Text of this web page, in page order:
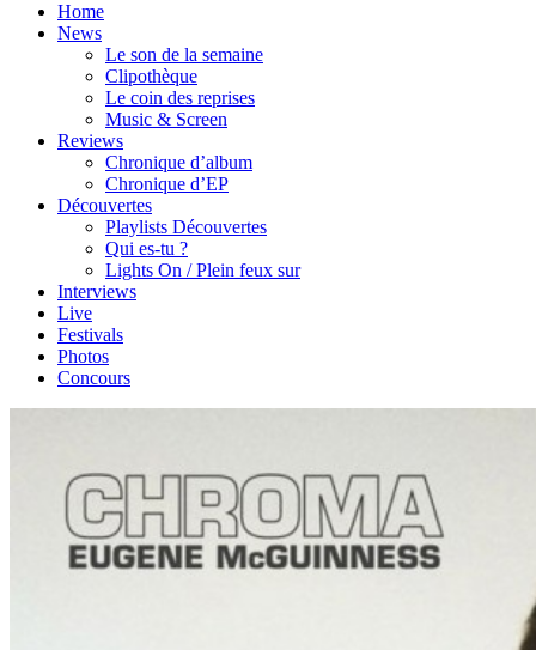
Home
News
Le son de la semaine
Clipothèque
Le coin des reprises
Music & Screen
Reviews
Chronique d’album
Chronique d’EP
Découvertes
Playlists Découvertes
Qui es-tu ?
Lights On / Plein feux sur
Interviews
Live
Festivals
Photos
Concours